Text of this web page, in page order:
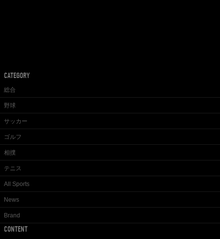
CATEGORY
総合
野球
サッカー
ゴルフ
相撲
テニス
All Sports
News
Brand
CONTENT